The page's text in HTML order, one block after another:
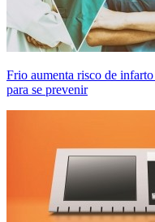
Frio aumenta risco de
para se prevenir